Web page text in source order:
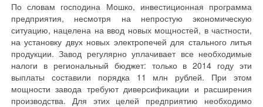
По словам господина Мошко, инвестиционная программа
предприятия, несмотря на непростую экономическую
ситуацию, нацелена на ввод новых мощностей, в частности,
на установку двух новых электропечей для стального литья
продукции. Завод регулярно уплачивает все необходимые
налоги в региональный бюджет: только в 2014 году эти
выплаты составили порядка 11 млн рублей. При этом
мощности завода требуют диверсификации и расширения
производства. Для этих целей предприятию необходимо